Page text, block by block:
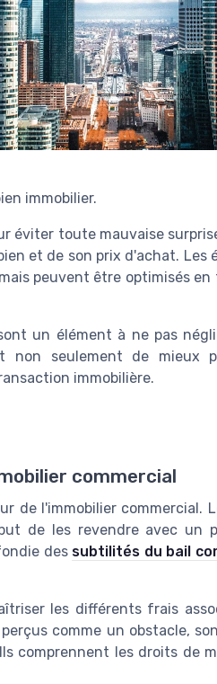
immobilier.
éviter toute mauvaise
et de son prix d'achat. Les
peuvent être optimisés
un élément à ne pas
non seulement de mieux
immobilière.
commercial
de l'immobilier commercial.
de les revendre avec un
des subtilités du bail
les différents frais
comme un obstacle,
comprennent les droits de